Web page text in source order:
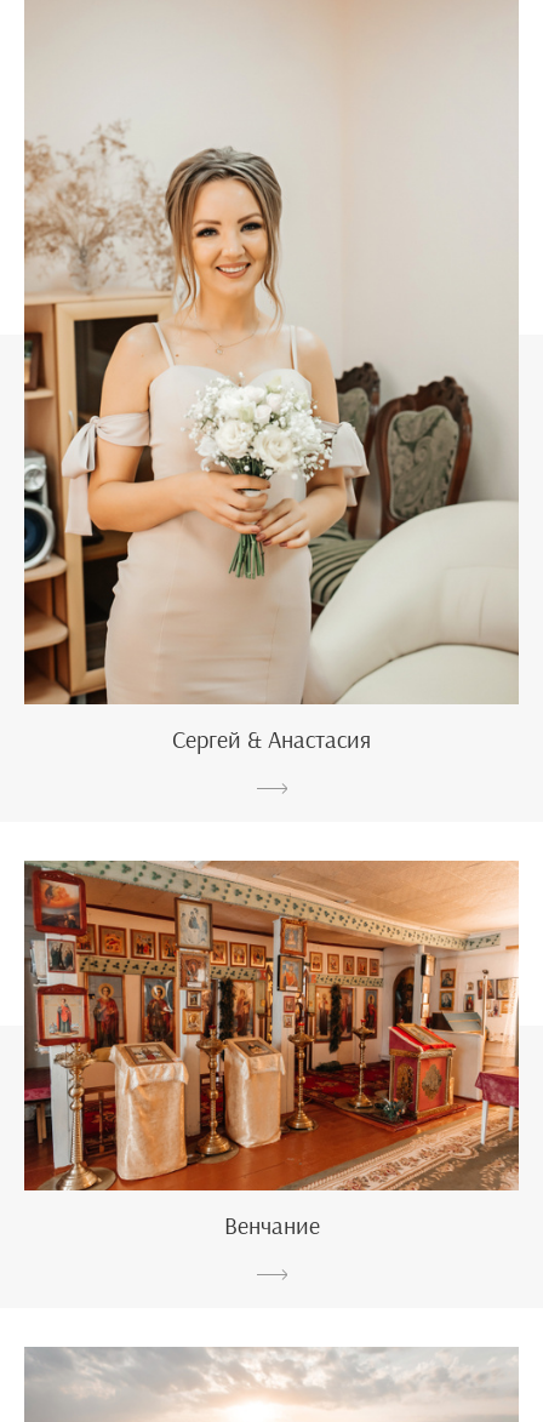
Сергей & Анастасия
Венчание